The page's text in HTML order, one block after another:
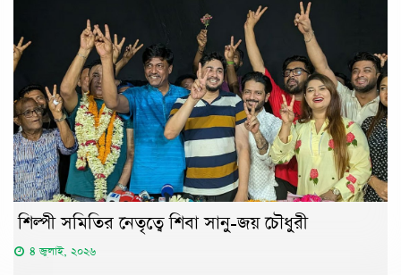
শিল্পী সমিতির নেতৃত্বে শিবা সানু-জয় চৌধুরী
৪ জুলাই, ২০২৬